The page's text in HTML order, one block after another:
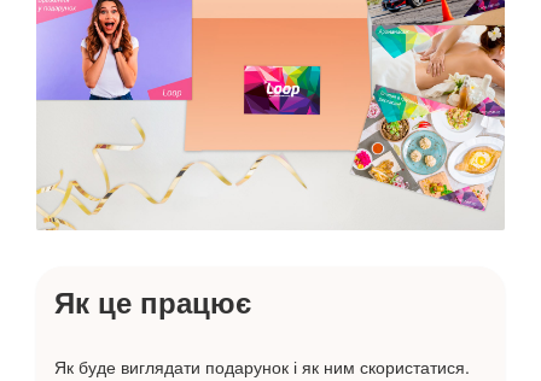
Як це працює
Як буде виглядати подарунок і як ним скористатися.